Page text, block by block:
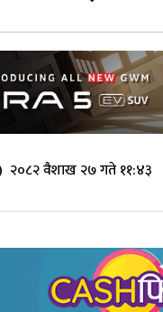
२०८२ वैशाख २७ गते ११:४३